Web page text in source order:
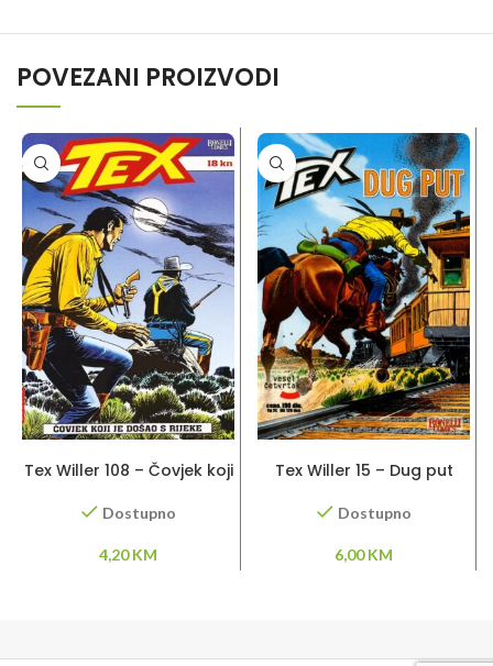
POVEZANI PROIZVODI
Tex Willer 108 – Čovjek koji
Dostupno
4,20KM
Tex Willer 15 – Dug put
Dostupno
6,00KM